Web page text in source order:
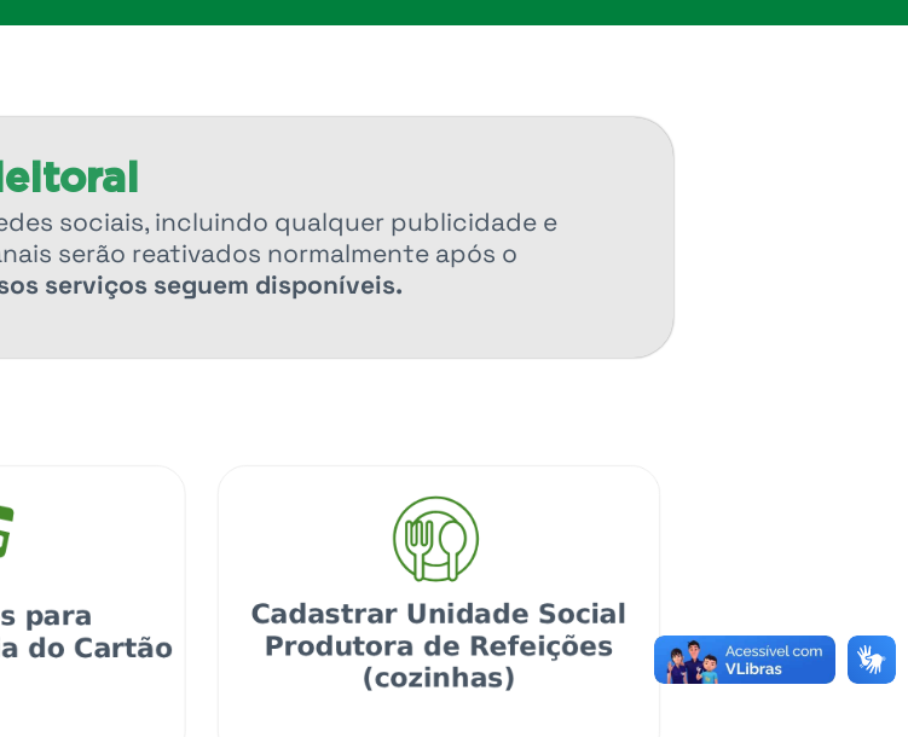
sociais, incluindo qualquer publicidade e
serão reativados normalmente após o
serviços seguem disponíveis.